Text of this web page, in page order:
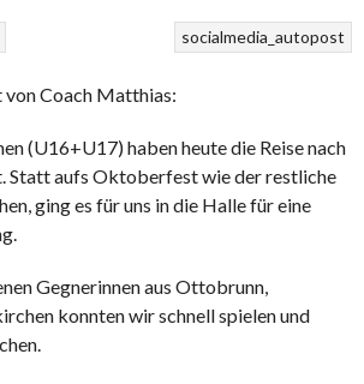
socialmedia_autopost
Coach Matthias:
(U16+U17) haben heute die Reise nach
Statt aufs Oktoberfest wie der restliche
ging es für uns in die Halle für eine
Gegnerinnen aus Ottobrunn,
konnten wir schnell spielen und